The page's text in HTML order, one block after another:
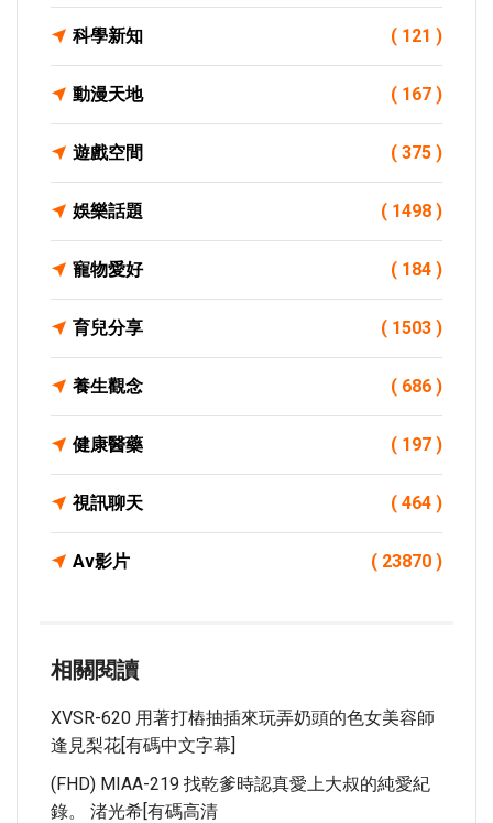
科學新知 ( 121 )
動漫天地 ( 167 )
遊戲空間 ( 375 )
娛樂話題 ( 1498 )
寵物愛好 ( 184 )
育兒分享 ( 1503 )
養生觀念 ( 686 )
健康醫藥 ( 197 )
視訊聊天 ( 464 )
Av影片 ( 23870 )
相關閱讀
XVSR-620 用著打樁抽插來玩弄奶頭的色女美容師
逢見梨花[有碼中文字幕]
(FHD) MIAA-219 找乾爹時認真愛上大叔的純愛紀
錄。 渚光希[有碼高清